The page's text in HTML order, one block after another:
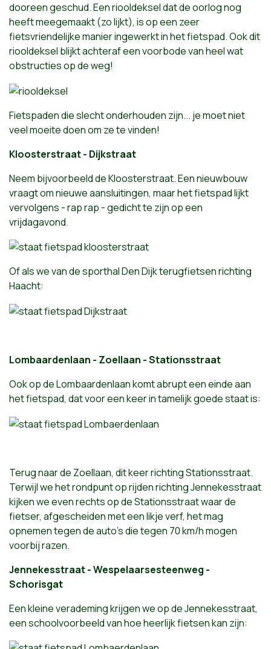
dooreen geschud. Een riooldeksel dat de oorlog nog
heeft meegemaakt (zo lijkt), is op een zeer
fietsvriendelijke manier ingewerkt in het fietspad. Ook dit
riooldeksel blijkt achteraf een voorbode van heel wat
obstructies op de weg!
Fietspaden die slecht onderhouden zijn... je moet niet
veel moeite doen om ze te vinden!
Kloosterstraat - Dijkstraat
Neem bijvoorbeeld de Kloosterstraat. Een nieuwbouw
vraagt om nieuwe aansluitingen, maar het fietspad lijkt
vervolgens - rap rap - gedicht te zijn op een
vrijdagavond.
Of als we van de sporthal Den Dijk terugfietsen richting
Haacht:
Lombaardenlaan - Zoellaan - Stationsstraat
Ook op de Lombaardenlaan komt abrupt een einde aan
het fietspad, dat voor een keer in tamelijk goede staat is:
Terug naar de Zoellaan, dit keer richting Stationsstraat.
Terwijl we het rondpunt op rijden richting Jennekesstraat
kijken we even rechts op de Stationsstraat waar de
fietser, afgescheiden met een likje verf, het mag
opnemen tegen de auto's die tegen 70 km/h mogen
voorbij razen.
Jennekesstraat - Wespelaarsesteenweg -
Schorisgat
Een kleine verademing krijgen we op de Jennekesstraat,
een schoolvoorbeeld van hoe heerlijk fietsen kan zijn: